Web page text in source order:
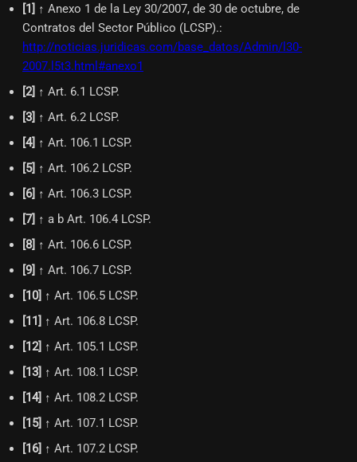
[1] ↑ Anexo 1 de la Ley 30/2007, de 30 de octubre, de
Contratos del Sector Público (LCSP).:
http://noticias.juridicas.com/base_datos/Admin/l30-
2007.l5t3.html#anexo1
[2] ↑ Art. 6.1 LCSP.
[3] ↑ Art. 6.2 LCSP.
[4] ↑ Art. 106.1 LCSP.
[5] ↑ Art. 106.2 LCSP.
[6] ↑ Art. 106.3 LCSP.
[7] ↑ a b Art. 106.4 LCSP.
[8] ↑ Art. 106.6 LCSP.
[9] ↑ Art. 106.7 LCSP.
[10] ↑ Art. 106.5 LCSP.
[11] ↑ Art. 106.8 LCSP.
[12] ↑ Art. 105.1 LCSP.
[13] ↑ Art. 108.1 LCSP.
[14] ↑ Art. 108.2 LCSP.
[15] ↑ Art. 107.1 LCSP.
[16] ↑ Art. 107.2 LCSP.